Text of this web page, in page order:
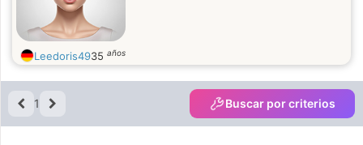
Leedoris4935 años
1 Buscar por criterios